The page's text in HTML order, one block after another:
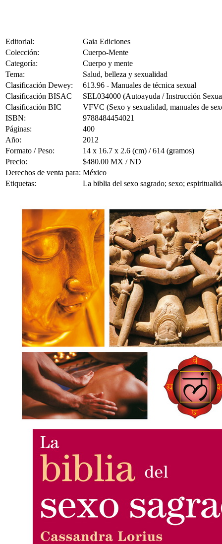
Editorial:
Gaia Ediciones
Colección:
Cuerpo-Mente
Categoría:
Cuerpo y mente
Tema:
Salud, belleza y sexualidad
Clasificación Dewey:
613.96 - Manuales de técnica sexual
Clasificación BISAC
SEL034000 (Autoayuda / Instrucción
Clasificación BIC
VFVC (Sexo y sexualidad, manuales de
ISBN:
9788484454021
Páginas:
400
Año:
2012
Formato / Peso:
14 x 16.7 x 2.6 (cm) / 614 (gramos)
Precio:
$480.00 MX / ND
Derechos de venta para: México
Etiquetas:
La biblia del sexo sagrado; sexo;